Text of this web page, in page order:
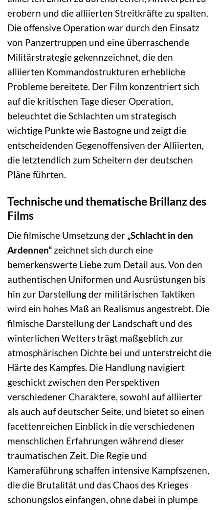
erobern und die alliierten Streitkräfte zu spalten.
Die offensive Operation war durch den Einsatz
von Panzertruppen und eine überraschende
Militärstrategie gekennzeichnet, die den
alliierten Kommandostrukturen erhebliche
Probleme bereitete. Der Film konzentriert sich
auf die kritischen Tage dieser Operation,
beleuchtet die Schlachten um strategisch
wichtige Punkte wie Bastogne und zeigt die
entscheidenden Gegenoffensiven der Alliierten,
die letztendlich zum Scheitern der deutschen
Pläne führten.
Technische und thematische Brillanz des
Films
Die filmische Umsetzung der „Schlacht in den
Ardennen“ zeichnet sich durch eine
bemerkenswerte Liebe zum Detail aus. Von den
authentischen Uniformen und Ausrüstungen bis
hin zur Darstellung der militärischen Taktiken
wird ein hohes Maß an Realismus angestrebt. Die
filmische Darstellung der Landschaft und des
winterlichen Wetters trägt maßgeblich zur
atmosphärischen Dichte bei und unterstreicht die
Härte des Kampfes. Die Handlung navigiert
geschickt zwischen den Perspektiven
verschiedener Charaktere, sowohl auf alliierter
als auch auf deutscher Seite, und bietet so einen
facettenreichen Einblick in die verschiedenen
menschlichen Erfahrungen während dieser
traumatischen Zeit. Die Regie und
Kameraführung schaffen intensive Kampfszenen,
die die Brutalität und das Chaos des Krieges
schonungslos einfangen, ohne dabei in plumpe